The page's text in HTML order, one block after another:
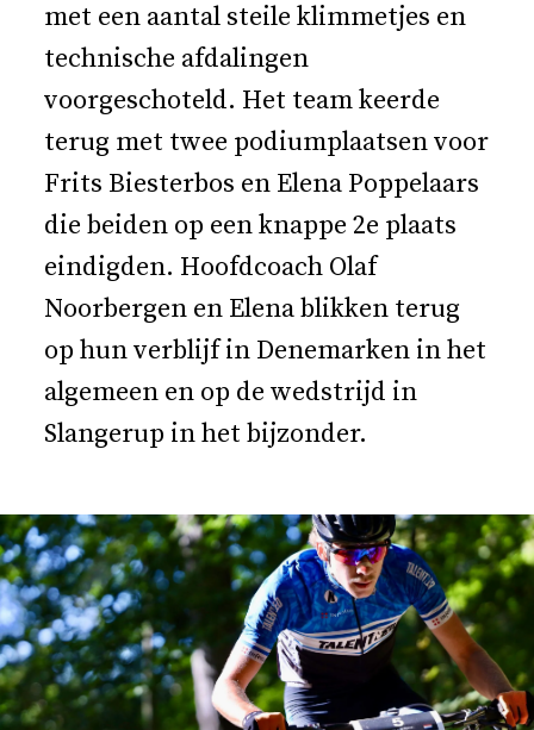
met een aantal steile klimmetjes en
technische afdalingen
voorgeschoteld. Het team keerde
terug met twee podiumplaatsen voor
Frits Biesterbos en Elena Poppelaars
die beiden op een knappe 2e plaats
eindigden. Hoofdcoach Olaf
Noorbergen en Elena blikken terug
op hun verblijf in Denemarken in het
algemeen en op de wedstrijd in
Slangerup in het bijzonder.